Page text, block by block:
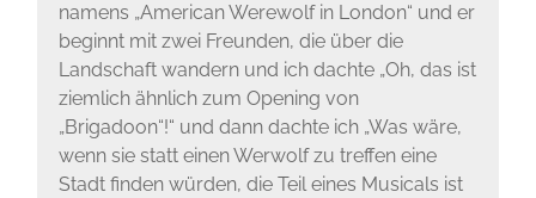
namens „American Werewolf in London“ und er
beginnt mit zwei Freunden, die über die
Landschaft wandern und ich dachte „Oh, das ist
ziemlich ähnlich zum Opening von
„Brigadoon“!“ und dann dachte ich „Was wäre,
wenn sie statt einen Werwolf zu treffen eine
Stadt finden würden, die Teil eines Musicals ist